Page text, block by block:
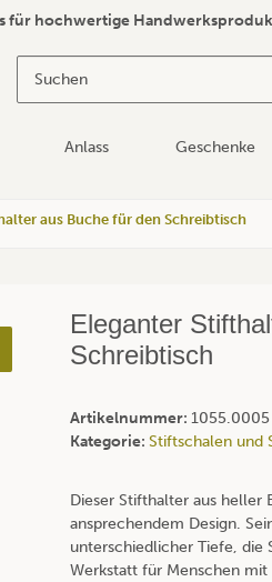
für hochwertige
Anlass Geschenke
aus Buche für den Schreibtisch
Eleganter
Schreibtisch
Artikelnummer: 1055.0005
Kategorie: Stiftschalen und
Dieser Stifthalter aus
ansprechendem Design.
unterschiedlicher Tiefe,
Werkstatt für Menschen